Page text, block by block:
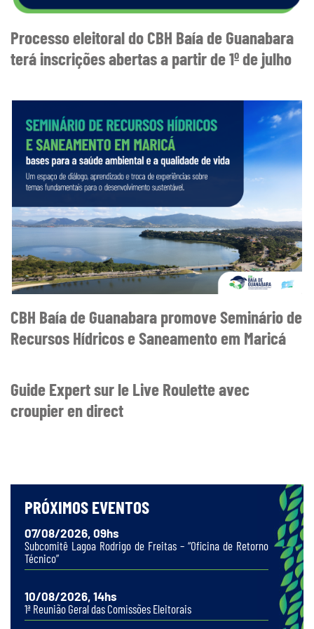
Processo eleitoral do CBH Baía de Guanabara
terá inscrições abertas a partir de 1º de julho
CBH Baía de Guanabara promove Seminário de
Recursos Hídricos e Saneamento em Maricá
Guide Expert sur le Live Roulette avec
croupier en direct
PRÓXIMOS EVENTOS
07/08/2026, 09hs
Subcomitê Lagoa Rodrigo de Freitas – “Oficina de Retorno
Técnico”
10/08/2026, 14hs
1ª Reunião Geral das Comissões Eleitorais